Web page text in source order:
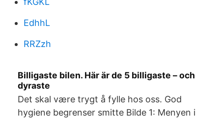
EdhhL
RRZzh
Billigaste bilen. Här är de 5 billigaste – och
dyraste
Det skal være trygt å fylle hos oss. God
hygiene begrenser smitte Bilde 1: Menyen i